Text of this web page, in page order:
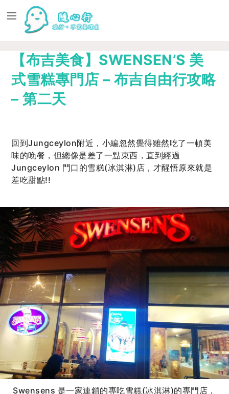
【布吉美食】SWENSEN’S 美
式雪糕專門店 – 布吉自由行攻略
– 第二天
回到Jungceylon附近，小編忽然覺得雖然吃了一頓美
味的晚餐，但總像是差了一點東西，直到經過
Jungceylon 門口的雪糕(冰淇淋)店，才醒悟原來就是
差吃甜點!!
Swensens 是一家連鎖的專吃雪糕(冰淇淋)的專門店，